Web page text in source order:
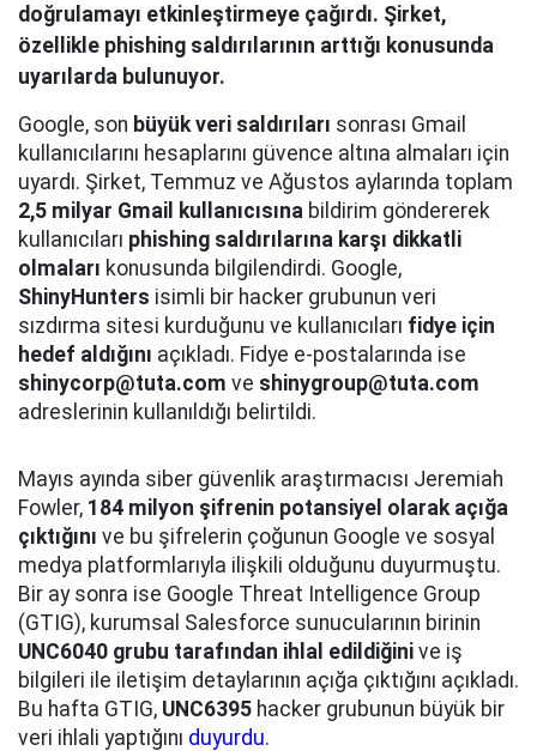
doğrulamayı etkinleştirmeye çağırdı. Şirket,
özellikle phishing saldırılarının arttığı konusunda
uyarılarda bulunuyor.
Google, son büyük veri saldırıları sonrası Gmail
kullanıcılarını hesaplarını güvence altına almaları için
uyardı. Şirket, Temmuz ve Ağustos aylarında toplam
2,5 milyar Gmail kullanıcısına bildirim göndererek
kullanıcıları phishing saldırılarına karşı dikkatli
olmaları konusunda bilgilendirdi. Google,
ShinyHunters isimli bir hacker grubunun veri
sızdırma sitesi kurduğunu ve kullanıcıları fidye için
hedef aldığını açıkladı. Fidye e-postalarında ise
shinycorp@tuta.com ve shinygroup@tuta.com
adreslerinin kullanıldığı belirtildi.
Mayıs ayında siber güvenlik araştırmacısı Jeremiah
Fowler, 184 milyon şifrenin potansiyel olarak açığa
çıktığını ve bu şifrelerin çoğunun Google ve sosyal
medya platformlarıyla ilişkili olduğunu duyurmuştu.
Bir ay sonra ise Google Threat Intelligence Group
(GTIG), kurumsal Salesforce sunucularının birinin
UNC6040 grubu tarafından ihlal edildiğini ve iş
bilgileri ile iletişim detaylarının açığa çıktığını açıkladı.
Bu hafta GTIG, UNC6395 hacker grubunun büyük bir
veri ihlali yaptığını duyurdu.